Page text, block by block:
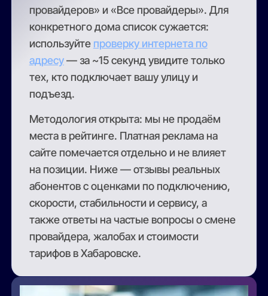
провайдеров» и «Все провайдеры». Для
конкретного дома список сужается:
используйте проверку интернета по
адресу— за ~15 секунд увидите только
тех, кто подключает вашу улицу и
подъезд.
Методология открыта: мы не продаём
места в рейтинге. Платная реклама на
сайте помечается отдельно и не влияет
на позиции. Ниже — отзывы реальных
абонентов с оценками по подключению,
скорости, стабильности и сервису, а
также ответы на частые вопросы о смене
провайдера, жалобах и стоимости
тарифов в Хабаровске.